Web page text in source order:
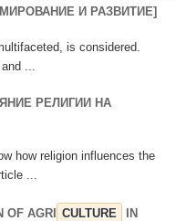
И РАЗВИТИЕ]
is considered.
...
РЕЛИГИИ НА
how religion influences the
...
OF AGRI CULTURE
IN